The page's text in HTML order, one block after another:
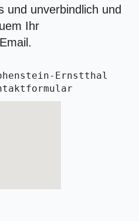
und unverbindlich und
Ihr
Ernstthal